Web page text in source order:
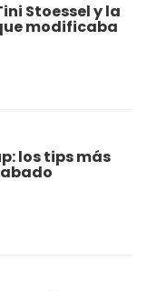
Stoessel y la
modificaba
los tips más